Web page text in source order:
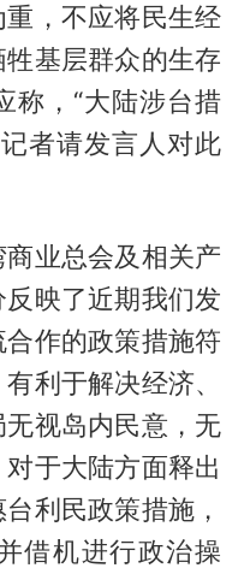
，不应将民生经
基层群众的生存
称，“大陆涉台措
者请发言人对此
业总会及相关产
映了近期我们发
作的政策措施符
利于解决经济、
视岛内民意，无
于大陆方面释出
利民政策措施，
借机进行政治操